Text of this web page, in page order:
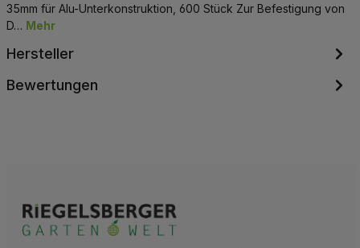
35mm für Alu-Unterkonstruktion, 600 Stück Zur Befestigung von
D… Mehr
Hersteller
Bewertungen